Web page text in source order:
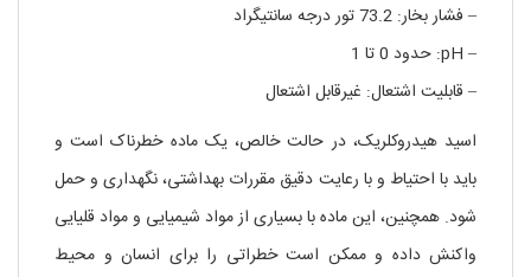
– فشار بخار: 73.2 تور درجه سانتیگراد
– pH: حدود 0 تا 1
– قابلیت اشتعال: غیرقابل اشتعال
اسید هیدروکلریک، در حالت خالص، یک ماده خطرناک است و
باید با احتیاط و با رعایت دقیق مقررات بهداشتی، نگهداری و حمل
شود. همچنین، این ماده با بسیاری از مواد شیمیایی و مواد قلیایی
واکنش داده و ممکن است خطراتی را برای انسان و محیط